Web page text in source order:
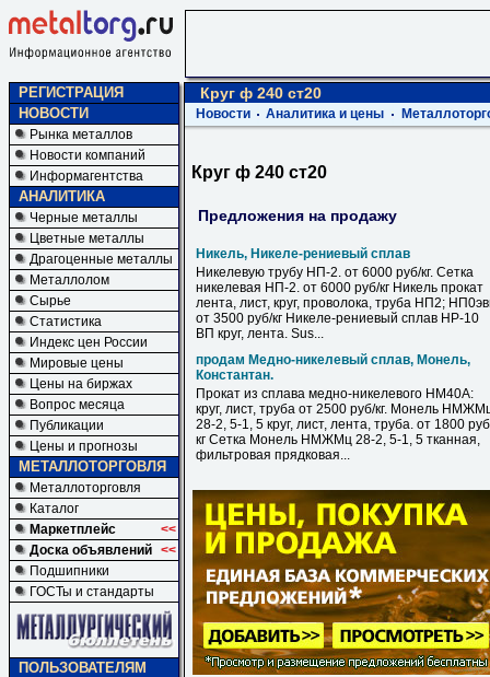
РЕГИСТРАЦИЯ
НОВОСТИ
Рынка металлов
Новости компаний
Информагентства
АНАЛИТИКА
Черные металлы
Цветные металлы
Драгоценные металлы
Металлолом
Сырье
Статистика
Индекс цен России
Мировые цены
Цены на биржах
Вопрос месяца
Публикации
Цены и прогнозы
МЕТАЛЛОТОРГОВЛЯ
Металлоторговля
Каталог
Маркетплейс
<<
Доска объявлений <<
Подшипники
ГОСТы и стандарты
ПОЛЬЗОВАТЕЛЯМ
Круг ф 240 ст20
Новости Аналитика и цены
Круг ф 240 ст20
Предложения на продажу
Никель, Никеле-рениевый сплав
Никелевую трубу НП-2. от 6000 руб/кг. Сетка
никелевая НП-2. от 6000 руб/кг Никель прокат
лента, лист, круг, проволока, труба НП2;
от 3500 руб/кг Никеле-рениевый сплав НР-10
ВП круг, лента. Sus...
продам Медно-никелевый сплав, Монель,
Константан.
Прокат из сплава медно-никелевого НМ40А:
круг, лист, труба от 2500 руб/кг. Монель
28-2, 5-1, 5 круг, лист, лента, труба. от 1800
кг Сетка Монель НМЖМц 28-2, 5-1, 5 тканная,
фильтровая прядковая...